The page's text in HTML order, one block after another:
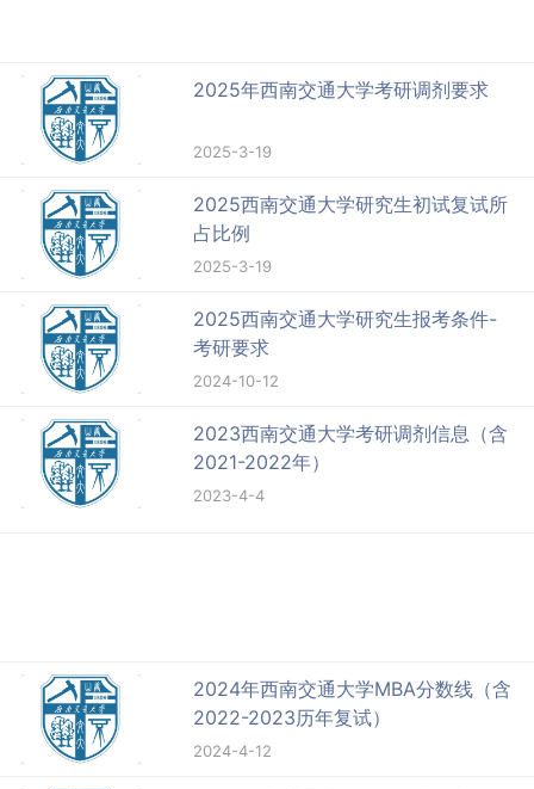
2025年西南交通大学考研调剂要求
2025-3-19
2025西南交通大学研究生初试复试所
占比例
2025-3-19
2025西南交通大学研究生报考条件-
考研要求
2024-10-12
2023西南交通大学考研调剂信息（含
2021-2022年）
2023-4-4
2024年西南交通大学MBA分数线（含
2022-2023历年复试）
2024-4-12